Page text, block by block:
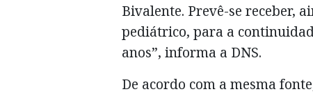
Bivalente. Prevê-se receber,
pediátrico, para a
anos”, informa a DNS.
De acordo com a mesma